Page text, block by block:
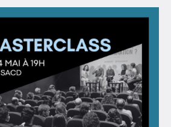
un roman, un récit ou un
que transforme-t-il,
de quoi est-il …